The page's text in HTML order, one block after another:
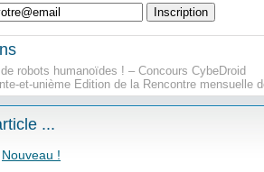
robots humanoïdes ! – Concours CybeDroid
et-unième Edition de la Rencontre mensuelle
...
Nouveau !